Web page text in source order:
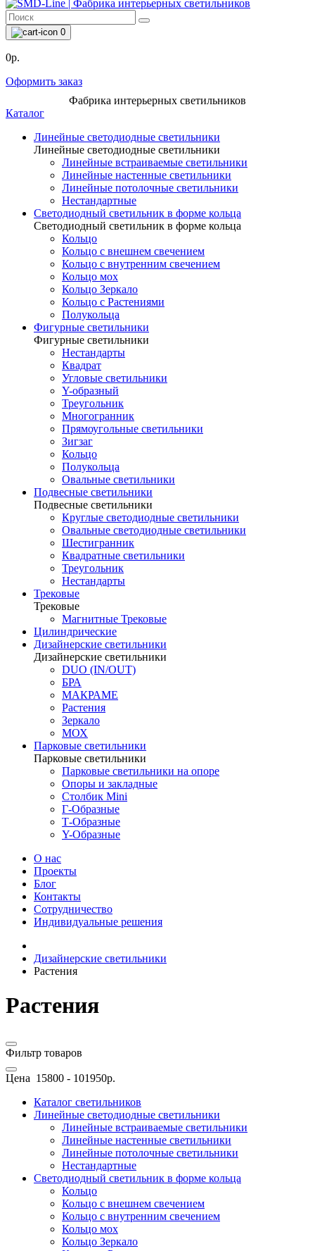
0
0р.
Оформить заказ
Фабрика интерьерных светильников
Каталог
Линейные светодиодные светильники
Линейные светодиодные светильники
Линейные встраиваемые светильники
Линейные настенные светильники
Линейные потолочные светильники
Нестандартные
Светодиодный светильник в форме кольца
Светодиодный светильник в форме кольца
Кольцо
Кольцо с внешнем свечением
Кольцо с внутренним свечением
Кольцо мох
Кольцо Зеркало
Кольцо с Растениями
Полукольца
Фигурные светильники
Фигурные светильники
Нестандарты
Квадрат
Угловые светильники
Y-образный
Треугольник
Многогранник
Прямоугольные светильники
Зигзаг
Кольцо
Полукольца
Овальные светильники
Подвесные светильники
Подвесные светильники
Круглые светодиодные светильники
Овальные светодиодные светильники
Шестигранник
Квадратные светильники
Треугольник
Нестандарты
Трековые
Трековые
Магнитные Трековые
Цилиндрические
Дизайнерские светильники
Дизайнерские светильники
DUO (IN/OUT)
БРА
МАКРАМЕ
Растения
Зеркало
МОХ
Парковые светильники
Парковые светильники
Парковые светильники на опоре
Опоры и закладные
Столбик Mini
Г-Образные
Т-Образные
Y-Образные
О нас
Проекты
Блог
Контакты
Сотрудничество
Индивидуальные решения
Дизайнерские светильники
Растения
Растения
Фильтр товаров
Цена 15800 - 101950р.
Каталог светильников
Линейные светодиодные светильники
Линейные встраиваемые светильники
Линейные настенные светильники
Линейные потолочные светильники
Нестандартные
Светодиодный светильник в форме кольца
Кольцо
Кольцо с внешнем свечением
Кольцо с внутренним свечением
Кольцо мох
Кольцо Зеркало